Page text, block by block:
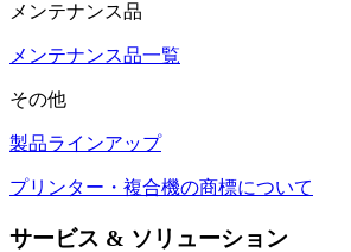
メンテナンス品
メンテナンス品一覧
その他
製品ラインアップ
プリンター・複合機の商標について
サービス & ソリューション